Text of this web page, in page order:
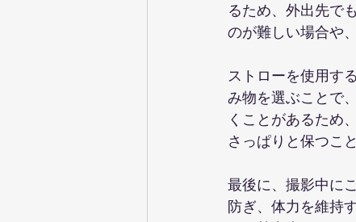
るため、外出先で
のが難しい場合や
ストローを使用す
み物を選ぶことで
くことがあるため
さっぱりと保つこ
最後に、撮影中に
防ぎ、体力を維持